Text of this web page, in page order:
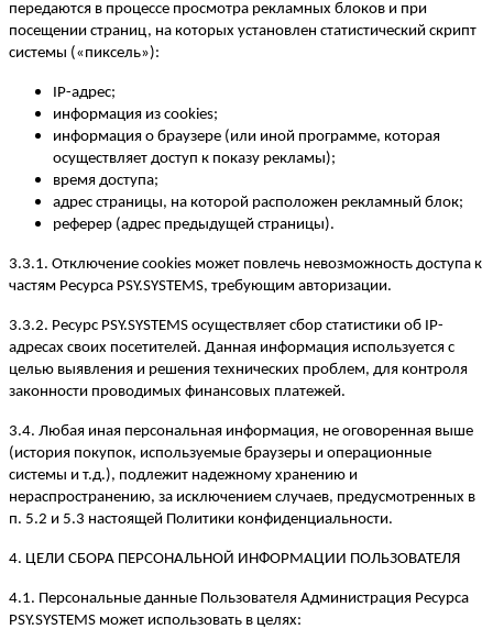
передаются в процессе просмотра рекламных блоков и при
посещении страниц, на которых установлен статистический скрипт
системы («пиксель»):
IP-адрес;
информация из cookies;
информация о браузере (или иной программе, которая
осуществляет доступ к показу рекламы);
время доступа;
адрес страницы, на которой расположен рекламный блок;
реферер (адрес предыдущей страницы).
3.3.1. Отключение cookies может повлечь невозможность доступа к
частям Ресурса PSY.SYSTEMS, требующим авторизации.
3.3.2. Ресурс PSY.SYSTEMS осуществляет сбор статистики об IP-
адресах своих посетителей. Данная информация используется с
целью выявления и решения технических проблем, для контроля
законности проводимых финансовых платежей.
3.4. Любая иная персональная информация, не оговоренная выше
(история покупок, используемые браузеры и операционные
системы и т.д.), подлежит надежному хранению и
нераспространению, за исключением случаев, предусмотренных в
п. 5.2 и 5.3 настоящей Политики конфиденциальности.
4. ЦЕЛИ СБОРА ПЕРСОНАЛЬНОЙ ИНФОРМАЦИИ ПОЛЬЗОВАТЕЛЯ
4.1. Персональные данные Пользователя Администрация Ресурса
PSY.SYSTEMS может использовать в целях: